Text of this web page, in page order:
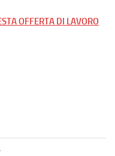
OFFERTA DI LAVORO